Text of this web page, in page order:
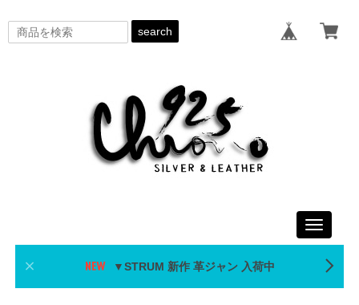
search
Toggle
▼STRUM 新作 革ジャン 入荷中